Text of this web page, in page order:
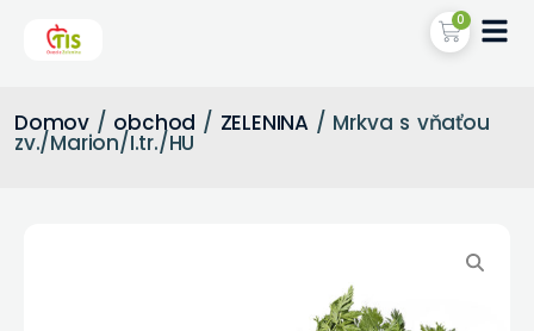
0
Domov / obchod / ZELENINA / Mrkva s vňaťou
zv./Marion/I.tr./HU